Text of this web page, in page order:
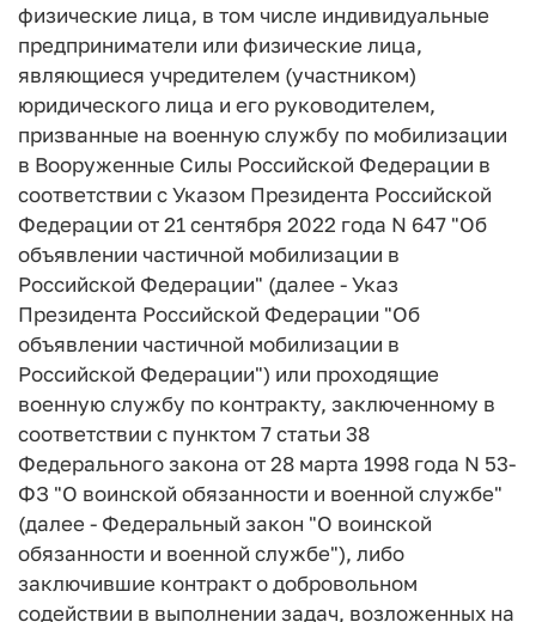
физические лица, в том числе индивидуальные
предприниматели или физические лица,
являющиеся учредителем (участником)
юридического лица и его руководителем,
призванные на военную службу по мобилизации
в Вооруженные Силы Российской Федерации в
соответствии с Указом Президента Российской
Федерации от 21 сентября 2022 года N 647 "Об
объявлении частичной мобилизации в
Российской Федерации" (далее - Указ
Президента Российской Федерации "Об
объявлении частичной мобилизации в
Российской Федерации") или проходящие
военную службу по контракту, заключенному в
соответствии с пунктом 7 статьи 38
Федерального закона от 28 марта 1998 года N 53-
ФЗ "О воинской обязанности и военной службе"
(далее - Федеральный закон "О воинской
обязанности и военной службе"), либо
заключившие контракт о добровольном
содействии в выполнении задач, возложенных на